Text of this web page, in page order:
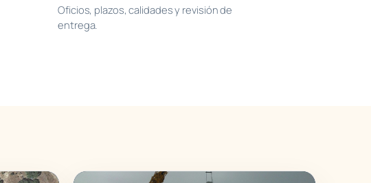
Oficios, plazos, calidades y revisión de
entrega.